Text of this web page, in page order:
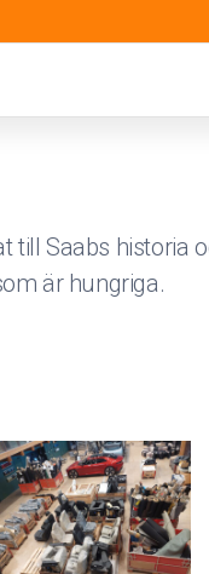
Saabs historia
är hungriga.